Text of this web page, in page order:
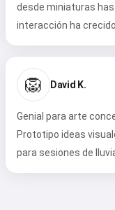
desde miniaturas
interacción ha
🦁 David K.
Genial para arte
Prototipo ideas
para sesiones de